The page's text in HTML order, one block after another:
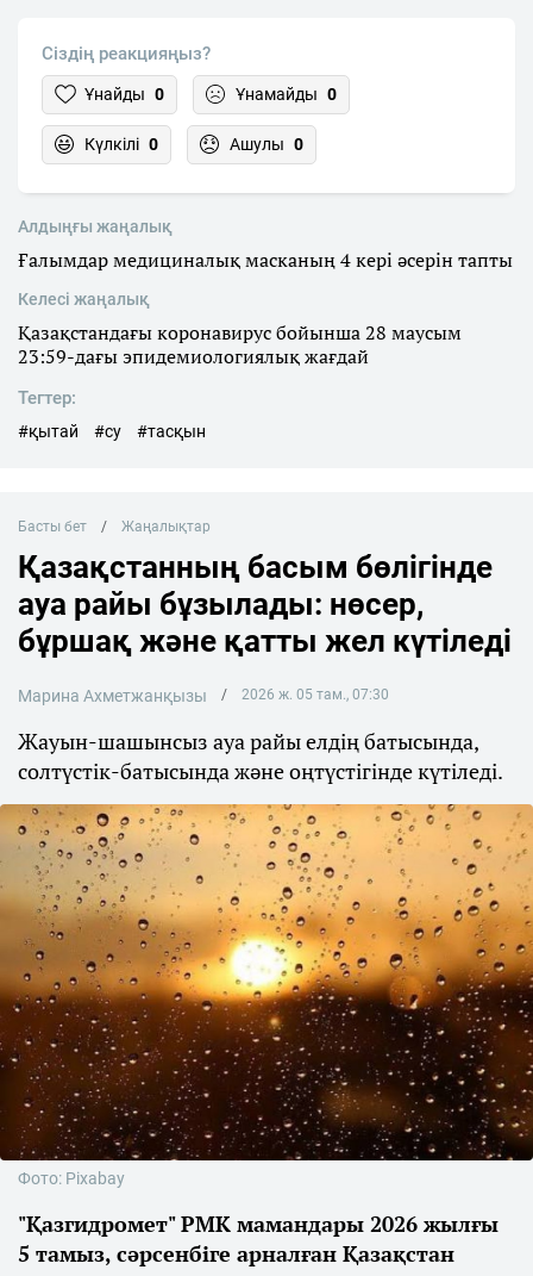
Сіздің реакцияңыз?
Ұнайды 0 Ұнамайды 0
Күлкілі 0 Ашулы 0
Алдыңғы жаңалық
Ғалымдар медициналық масканың 4 кері әсерін тапты
Келесі жаңалық
Қазақстандағы коронавирус бойынша 28 маусым
23:59-дағы эпидемиологиялық жағдай
Тегтер:
#қытай #су #тасқын
Басты бет Жаңалықтар
Қазақстанның басым бөлігінде
ауа райы бұзылады: нөсер,
бұршақ және қатты жел күтіледі
Марина Ахметжанқызы 2026 ж. 05 там., 07:30
Жауын-шашынсыз ауа райы елдің батысында,
солтүстік-батысында және оңтүстігінде күтіледі.
Фото: Pixabay
"Қазгидромет" РМК мамандары 2026 жылғы
5 тамыз, сәрсенбіге арналған Қазақстан